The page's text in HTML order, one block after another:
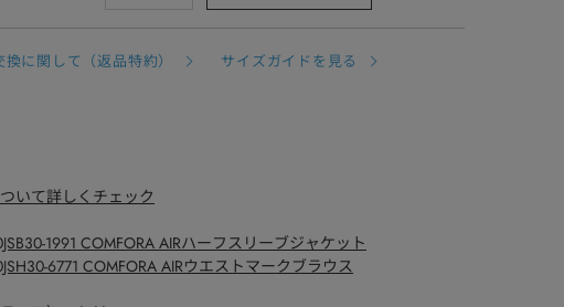
に関して（返品特約）
サイズガイドを見る
いて詳しくチェック
1991 COMFORA AIRハーフスリーブジャケット
6771 COMFORA AIRウエストマークブラウス